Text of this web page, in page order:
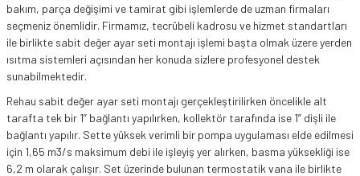
bakım, parça değişimi ve tamirat gibi işlemlerde de uzman firmaları
seçmeniz önemlidir. Firmamız, tecrübeli kadrosu ve hizmet standartları
ile birlikte sabit değer ayar seti montajı işlemi başta olmak üzere yerden
ısıtma sistemleri açısından her konuda sizlere profesyonel destek
sunabilmektedir.
Rehau sabit değer ayar seti montajı gerçekleştirilirken öncelikle alt
tarafta tek bir 1” bağlantı yapılırken, kollektör tarafında ise 1” dişli ile
bağlantı yapılır. Sette yüksek verimli bir pompa uygulaması elde edilmesi
için 1,65 m3/s maksimum debi ile işleyiş yer alırken, basma yüksekliği ise
6,2 m olarak çalışır. Set üzerinde bulunan termostatik vana ile birlikte